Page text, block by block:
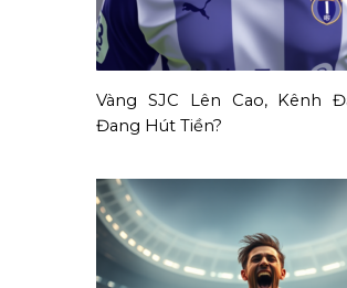
Vàng SJC Lên Cao, Kênh
Đang Hút Tiền?